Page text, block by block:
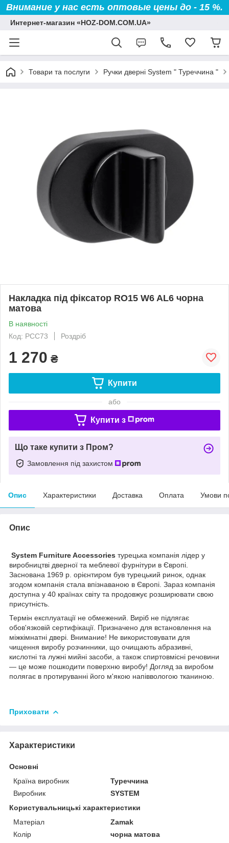
Внимание у нас есть оптовые цены до - 15 %.
Интернет-магазин «HOZ-DOM.COM.UA»
Товари та послуги Ручки дверні System " Туреччина "
Накладка під фіксатор RO15 W6 AL6 чорна
матова
В наявності
Код: РСС73
Роздріб
1 270 ₴
Купити
або
Купити з
Що таке купити з Пром?
Замовлення під захистом
Опис Характеристики Доставка Оплата Умови
Опис
System Furniture Accessories турецька компанія лідер у
виробництві дверної та меблевої фурнітури в Європі.
Заснована 1969 р. орієнтиром був турецький ринок, однак
згодом компанія стала впізнаваною в Європі. Зараз компанія
доступна у 40 країнах світу та продовжує розширювати свою
присутність.
Термін експлуатації не обмежений. Виріб не підлягає
обов'язковій сертифікації. Призначено для встановлення на
міжкімнатні двері. Внимание! Не використовувати для
чищення виробу розчинники, що очищають абразивні,
кислотні та лужні мийні засоби, а також спиртовмісні речовини
— це може пошкодити поверхню виробу! Догляд за виробом
полягає в протируванні його м'якою напіввологою тканиною.
Приховати
Характеристики
Основні
Країна виробник
Туреччина
Виробник
SYSTEM
Користувальницькі характеристики
Матеріал
Zamak
Колір
чорна матова